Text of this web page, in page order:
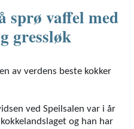
sprø vaffel med
gressløk
av verdens beste kokker
ved Speilsalen var i år
og han har